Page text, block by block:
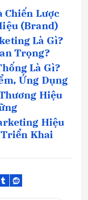
Chiến Lược
(Brand)
Là Gì?
Trọng?
Là Gì?
Ứng Dụng
Hiệu
Hiệu
Triển Khai